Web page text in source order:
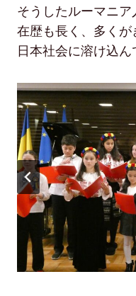
そうしたルーマニ
在歴も長く、多く
日本社会に溶け込ん